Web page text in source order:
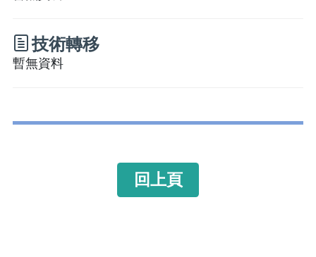
技術轉移
暫無資料
回上頁